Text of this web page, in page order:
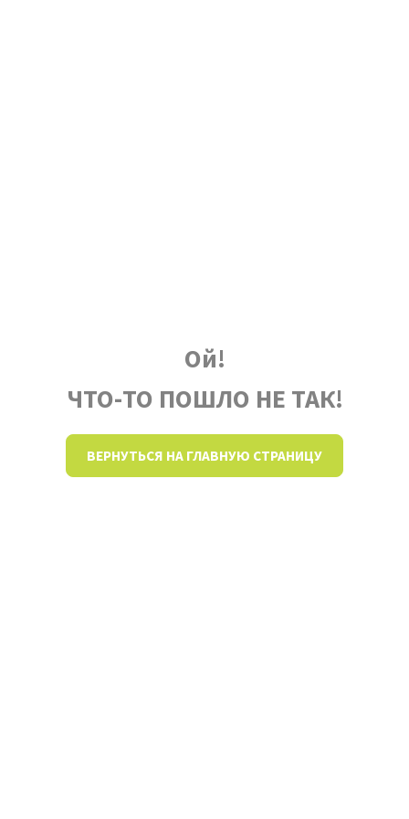
Ой!
ЧТО-ТО ПОШЛО НЕ ТАК!
ВЕРНУТЬСЯ НА ГЛАВНУЮ СТРАНИЦУ